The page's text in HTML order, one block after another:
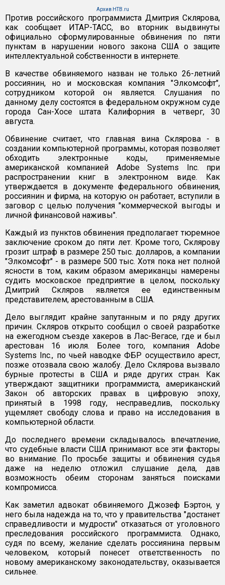
Архив НТВ.ru
Против российского программиста Дмитрия Склярова,
как сообщает ИТАР-ТАСС, во вторник выдвинуты
официально сформулированные обвинения по пяти
пунктам в нарушении нового закона США о защите
интеллектуальной собственности в интернете.
В качестве обвиняемого назван не только 26-летний
россиянин, но и московская компания "Элкомсофт",
сотрудником которой он является. Слушания по
данному делу состоятся в федеральном окружном суде
города Сан-Хосе штата Калифорния в четверг, 30
августа.
Обвинение считает, что главная вина Склярова - в
создании компьютерной программы, которая позволяет
обходить электронные коды, применяемые
американской компанией Adobe Systems Inc. при
распространении книг в электронном виде. Как
утверждается в документе федерального обвинения,
россиянин и фирма, на которую он работает, вступили в
заговор с целью получения "коммерческой выгоды и
личной финансовой наживы".
Каждый из пунктов обвинения предполагает тюремное
заключение сроком до пяти лет. Кроме того, Склярову
грозит штраф в размере 250 тыс. долларов, а компании
"Элкомсофт" - в размере 500 тыс. Хотя пока нет полной
ясности в том, каким образом американцы намерены
судить московское предприятие в целом, поскольку
Дмитрий Скляров является ее единственным
представителем, арестованным в США.
Дело выглядит крайне запутанным и по ряду других
причин. Скляров открыто сообщил о своей разработке
на ежегодном съезде хакеров в Лас-Вегасе, где и был
арестован 16 июля. Более того, компания Adobe
Systems Inc., по чьей наводке ФБР осуществило арест,
позже отозвала свою жалобу. Дело Склярова вызвало
бурные протесты в США и ряде других стран. Как
утверждают защитники программиста, американский
Закон об авторских правах в цифровую эпоху,
принятый в 1998 году, несправедлив, поскольку
ущемляет свободу слова и право на исследования в
компьютерной области.
До последнего времени складывалось впечатление,
что судебные власти США принимают все эти факторы
во внимание. По просьбе защиты и обвинения судья
даже на неделю отложил слушание дела, дав
возможность обеим сторонам заняться поисками
компромисса.
Как заметил адвокат обвиняемого Джозеф Бэртон, у
него была надежда на то, что у правительства "достанет
справедливости и мудрости" отказаться от уголовного
преследования российского программиста. Однако,
судя по всему, желание сделать россиянина первым
человеком, который понесет ответственность по
новому американскому законодательству, оказывается
сильнее.